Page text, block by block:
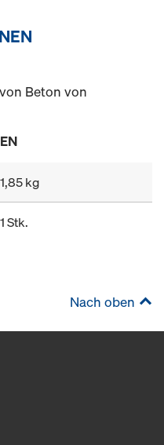
Beton von
1,85 kg
1 Stk.
Nach oben